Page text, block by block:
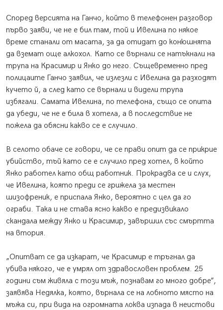
Според версията на Ганчо, който в телефонен разговор
първо заяви, че не е бил там, той и Ивелина по някое
време станали от масата, за да отидат до конюшнята
да вземат още алкохол. Като се върнали се натъкнали на
трупа на Красимир и Янко до него. Същевременно пред
полицаите Ганчо заявил, че излезли с Ивелина да разходят
кучето й, а след като се върнали и видели трупа
избягали. Самата Ивелина, по телефона, също се опита
да убеди, че не е била в хотела, а в последствие не
пожела да обясни какво се е случило.
В селото обаче се говори, че се прави опит да се прикрие
убийство, тъй като се е случило пред хотел, в който
Янко работел като общ работник. Прокрадва се и слух,
че Ивелина, която преди се грижела за местен
шизофреник, е приспала Янко, вероятно с цел да го
ограби. Така и не става ясно какво е предизвикало
скандала между Янко и Красимир, завършил със смъртта
на втория.
„Опитват се да изкарат, че Красимир е тръгнал да
убива някого, че е умрял от здравословен проблем. 25
години съм живяла с този мъж, познавам го много добре”,
заявява Недялка, която, върнала се на лобното място на
мъжа си, при вида на огромната локва изпада в неистови